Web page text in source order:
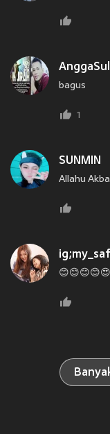
bagus
1
SUNMIN
Allahu